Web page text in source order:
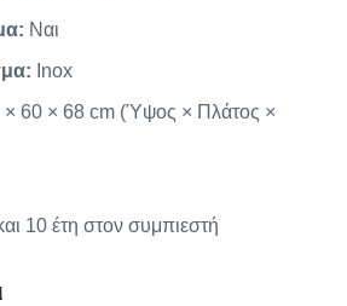
Ναι
Inox
× 60 × 68 cm (Ύψος × Πλάτος ×
10 έτη στον συμπιεστή